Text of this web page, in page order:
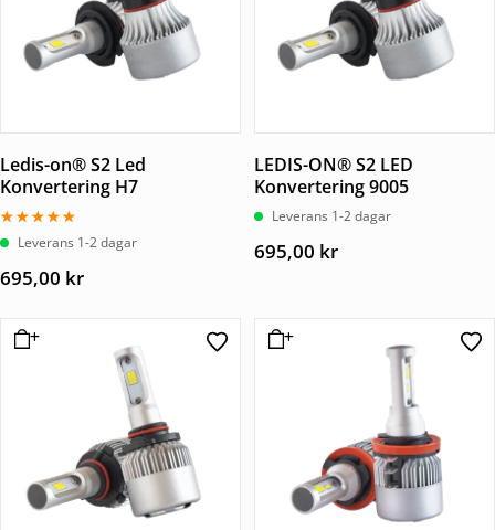
Ledis-on® S2 Led
Konvertering H7
Betygsatt
4.67Leverans 1-2 dagar
695,00 kr
LEDIS-ON® S2 LED
Konvertering 9005
Leverans 1-2 dagar
695,00 kr